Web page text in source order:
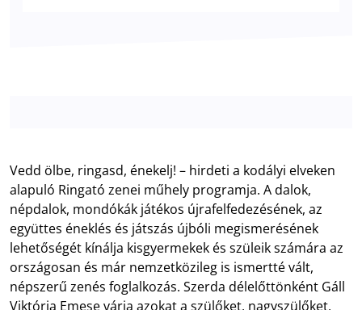
Vedd ölbe, ringasd, énekelj! – hirdeti a kodályi elveken
alapuló Ringató zenei műhely programja. A dalok,
népdalok, mondókák játékos újrafelfedezésének, az
együttes éneklés és játszás újbóli megismerésének
lehetőségét kínálja kisgyermekek és szüleik számára az
országosan és már nemzetközileg is ismertté vált,
népszerű zenés foglalkozás. Szerda délelőttönként Gáll
Viktória Emese várja azokat a szülőket, nagyszülőket,